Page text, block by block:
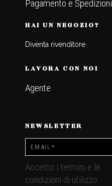
Pagamento e Spedizioni
HAI UN NEGOZIO?
Diventa rivenditore
LAVORA CON NOI
Agente
NEWSLETTER
Accetto i termini e le
condizioni di utilizzo.